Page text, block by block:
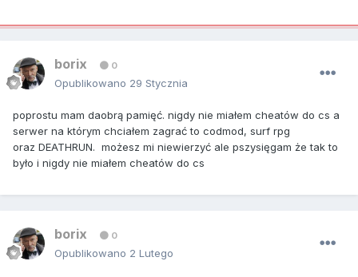
borix 0
Opublikowano 29 Stycznia
poprostu mam daobrą pamięć. nigdy nie miałem cheatów do cs a
serwer na którym chciałem zagrać to codmod, surf rpg
oraz DEATHRUN. możesz mi niewierzyć ale pszysięgam że tak to
było i nigdy nie miałem cheatów do cs
borix 0
Opublikowano 2 Lutego